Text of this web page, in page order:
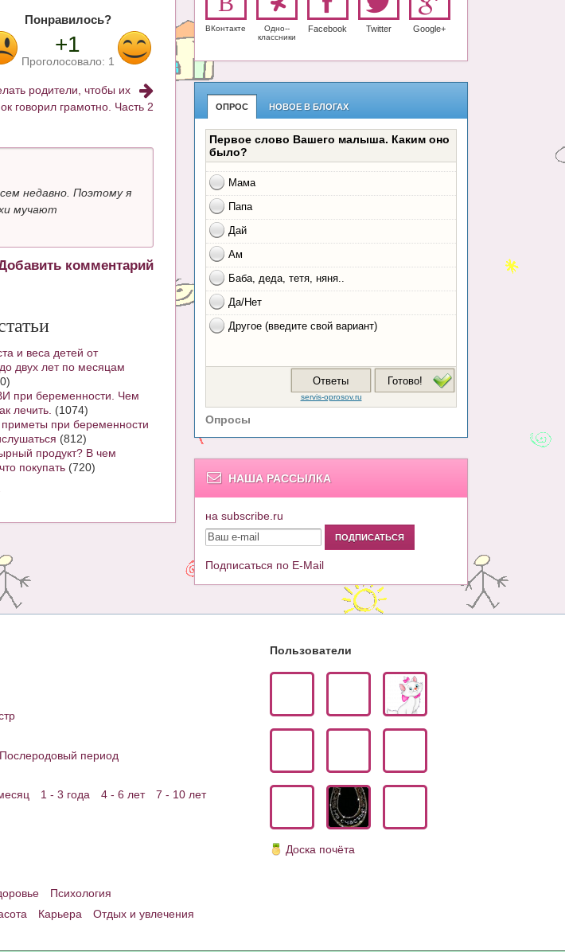
Понравилось?
+1
Проголосовало: 1
родители, чтобы их
говорил грамотно. Часть 2
недавно. Поэтому я
мучают
комментарий
и веса детей от
двух лет по месяцам
при беременности. Чем
лечить. (1074)
при беременности
(812)
продукт? В чем
покупать (720)
ВКонтакте
Одно-­
класс­ники
Facebook Twitter Google+
ОПРОС НОВОЕ В БЛОГАХ
Опросы
НАША РАССЫЛКА
на subscribe.ru
Подписаться по E-Mail
Послеродовый период
1 - 3 года 4 - 6 лет
7 - 10 лет
Психология
Карьера Отдых и увлечения
Пользователи
Доска почёта